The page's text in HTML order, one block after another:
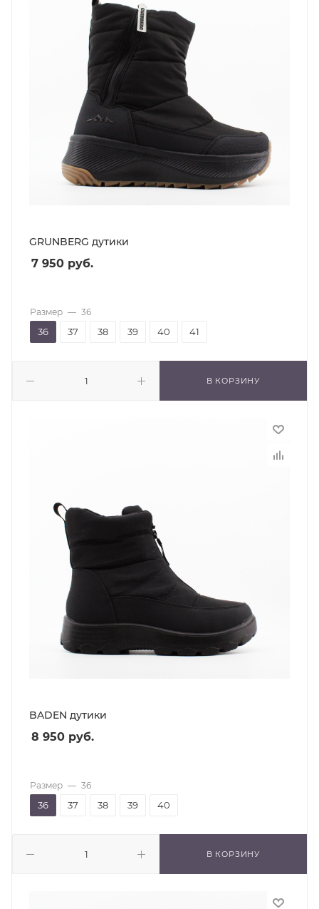
GRUNBERG дутики
7 950 руб.
В КОРЗИНУ
Размер — 36
36 37 38 39 40 41
BADEN дутики
8 950 руб.
В КОРЗИНУ
Размер — 36
36 37 38 39 40